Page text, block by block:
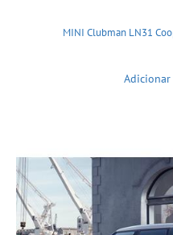
MINI Clubman LN31
Adicionar